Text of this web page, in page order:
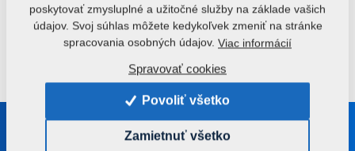
MICRO DRILL
Prísev plodín v jednom
prejazde
Buďte s nami v kontakte
poskytovať zmysluplné a užitočné služby na základe vašich
údajov. Svoj súhlas môžete kedykoľvek zmeniť na stránke
spracovania osobných údajov. Viac informácií
Spravovať cookies
Povoliť všetko
Zamietnuť všetko